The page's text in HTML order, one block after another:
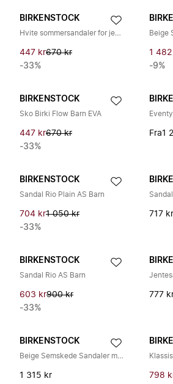
BIRKENSTOCK
Hvite sommersandaler for jenter
447 kr670 kr
-33%
1
-9%
BIRKENSTOCK
Sko Birki Flow Barn EVA
447 kr670 kr
-33%
Fra1
BIRKENSTOCK
Sandal Rio Plain AS Barn
704 kr1 050 kr
-33%
717 kr
BIRKENSTOCK
Sandal Rio AS Barn
603 kr900 kr
-33%
777
BIRKENSTOCK
Beige Semskede Sandaler med Justerbare Stropper
1 315 kr 798